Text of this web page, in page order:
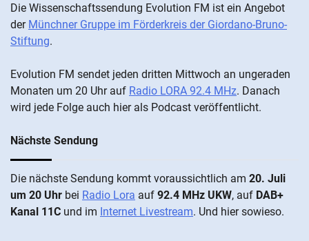
Die Wis­sen­schafts­send­ung Evolution FM ist ein An­ge­bot
der Münch­ner Grup­pe im För­der­kreis der Gi­ordano-Bruno-
Stiftung.
Evolution FM sen­det je­den drit­ten Mitt­woch an un­ge­ra­den
Mo­nat­en um 20 Uhr auf Radio LORA 92.4 MHz. Da­nach
wird je­de Fol­ge auch hier als Pod­cast ver­öffentlicht.
Nächste Sendung
Die näch­ste Sen­dung kommt vor­aus­sicht­lich am 20. Juli
um 20 Uhr bei Radio Lora auf 92.4 MHz UKW, auf DAB+
Kanal 11C und im Internet Livestream. Und hier sowieso.